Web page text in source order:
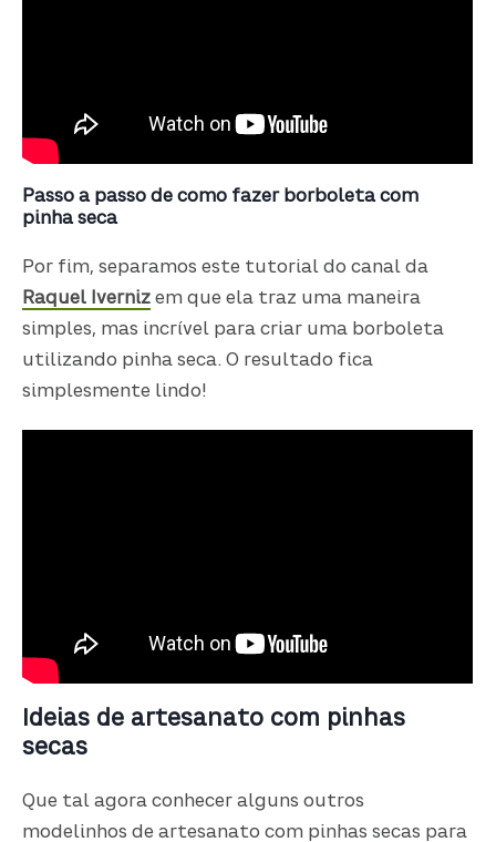
Passo a passo de como fazer borboleta com
pinha seca
Por fim, separamos este tutorial do canal da
Raquel Iverniz em que ela traz uma maneira
simples, mas incrível para criar uma borboleta
utilizando pinha seca. O resultado fica
simplesmente lindo!
Ideias de artesanato com pinhas
secas
Que tal agora conhecer alguns outros
modelinhos de artesanato com pinhas secas para